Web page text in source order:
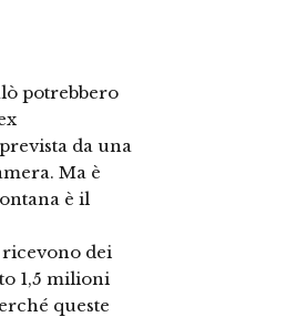
potrebbero
da una
Ma è
è il
ricevono dei
1,5 milioni
queste